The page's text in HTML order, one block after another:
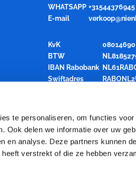
te personaliseren, om functies
Ook delen we informatie over uw
en analyse. Deze partners kunnen
verstrekt of die ze hebben
WHATSAPP +31544376945
E-mail
KvK
08014690
BTW
IBAN Rabobank
Swiftadres